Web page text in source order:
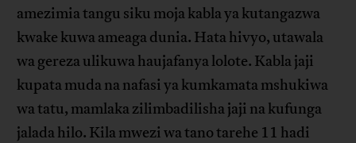
amezimia tangu siku moja kabla ya kutangazwa
kwake kuwa ameaga dunia. Hata hivyo, utawala
wa gereza ulikuwa haujafanya lolote. Kabla jaji
kupata muda na nafasi ya kumkamata mshukiwa
wa tatu, mamlaka zilimbadilisha jaji na kufunga
jalada hilo. Kila mwezi wa tano tarehe 11 hadi